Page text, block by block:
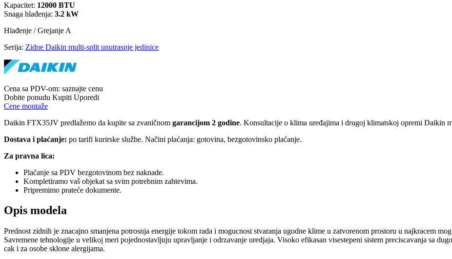
Kapacitet: 12000 BTU
Snaga hlađenja: 3.2 kW
Hlađenje / Grejanje A
Serija: Zidne Daikin multi-split unutrasnje jedinice
Cena sa PDV-om: saznajte cenu
Dobite ponudu Kupiti Uporedi
Cene montaže
Daikin FTX35JV predlažemo da kupite sa zvaničnom garancijom 2 godine. Konsultacije o klima uređajima i drugoj klimatskoj opremi Daikin
Dostava i plaćanje: po tarifi kurirske službe. Načini plaćanja: gotovina, bezgotovinsko plaćanje.
Za pravna lica:
Plaćanje sa PDV bezgotovinom bez naknade.
Kompletiramo vaš objekat sa svim potrebnim zahtevima.
Pripremimo prateće dokumente.
Opis modela
Prednost zidnih je znacajno smanjena potrosnja energije tokom rada i mogucnost stvaranja ugodne klime u zatvorenom prostoru u najkracem
Savremene tehnologije u velikoj meri pojednostavljuju upravljanje i odrzavanje uredjaja. Visoko efikasan visestepeni sistem preciscavanja sa
cak i za osobe sklone alergijama.